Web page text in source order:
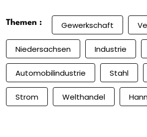
Themen : Gewerkschaft
Niedersachsen Industrie
Automobilindustrie Stahl
Strom Welthandel